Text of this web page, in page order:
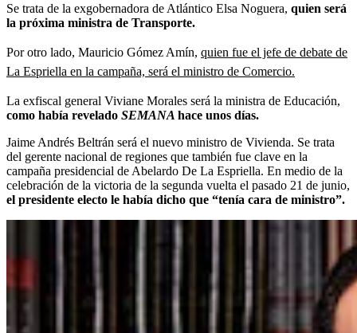
Se trata de la exgobernadora de Atlántico Elsa Noguera, quien será
la próxima ministra de Transporte.
Por otro lado, Mauricio Gómez Amín, quien fue el jefe de debate de
La Espriella en la campaña, será el ministro de Comercio.
La exfiscal general Viviane Morales será la ministra de Educación,
como había revelado SEMANA hace unos días.
Jaime Andrés Beltrán será el nuevo ministro de Vivienda. Se trata
del gerente nacional de regiones que también fue clave en la
campaña presidencial de Abelardo De La Espriella. En medio de la
celebración de la victoria de la segunda vuelta el pasado 21 de junio,
el presidente electo le había dicho que “tenía cara de ministro”.